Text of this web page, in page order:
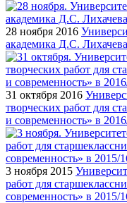
28 ноября 2016
академика Д.С. Лихачева
31 октября 2016
творческих работ для
и современность» в
3 ноября 2015
работ для
современность» в 2015/